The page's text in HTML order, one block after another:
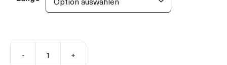
- +